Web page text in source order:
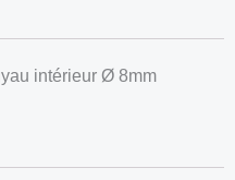
intérieur Ø 8mm